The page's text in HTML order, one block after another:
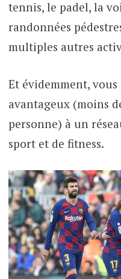
tennis, le padel, la
randonnées
multiples autres
Et évidemment, vous
avantageux (moins
personne) à un
sport et de fitness.